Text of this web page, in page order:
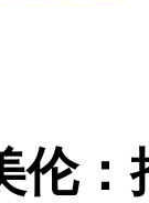
伦